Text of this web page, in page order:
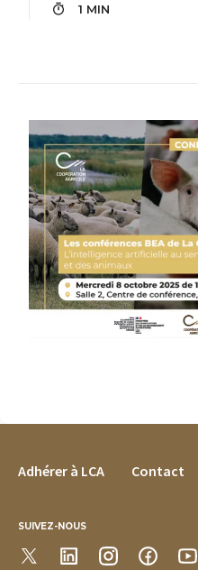
1 MIN
FOOTER MENU
Adhérer à LCA Contact
SUIVEZ-NOUS